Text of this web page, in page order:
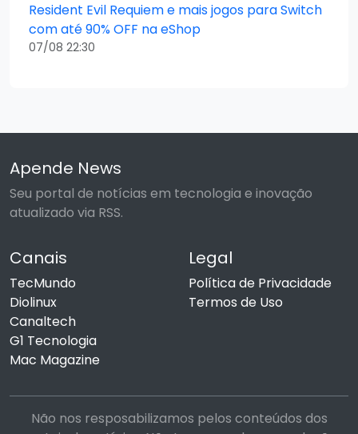
Resident Evil Requiem e mais jogos para Switch
com até 90% OFF na eShop
07/08 22:30
Apende News
Seu portal de notícias em tecnologia e inovação
atualizado via RSS.
Canais
TecMundo
Diolinux
Canaltech
G1 Tecnologia
Mac Magazine
Legal
Política de Privacidade
Termos de Uso
Não nos resposabilizamos pelos conteúdos dos